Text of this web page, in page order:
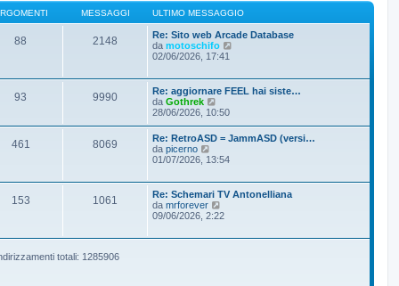
g
g
i
o
m
e
s
s
a
g
i
o
l
t
i
m
o
s
a
g
g
i
o
MESSAGGI ULTIMO MESSAGGIO
88 2148
Re: Sito web Arcade Database
da motoschifo
i
u
l
m
o
s
a
o
02/06/2026, 17:41
93 9990
Re: aggiornare FEEL hai siste…
da Gothrek
e
u
t
m
o
m
e
s
28/06/2026, 10:50
461 8069
Re: RetroASD = JammASD (versi…
da picerno
e
i
u
l
t
i
01/07/2026, 13:54
153 1061
Re: Schemari TV Antonelliana
da mrforever
e
i
09/06/2026, 2:22
totali: 1285906